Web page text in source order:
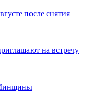
после снятия
на встречу
Минщины